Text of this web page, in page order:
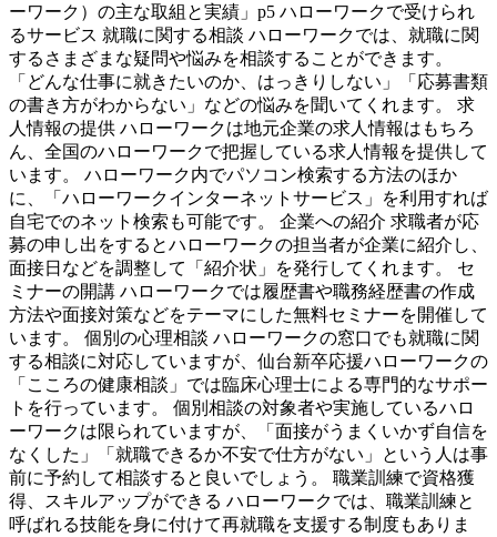
ーワーク）の主な取組と実績」p5 ハローワークで受けられ
るサービス 就職に関する相談 ハローワークでは、就職に関
するさまざまな疑問や悩みを相談することができます。
「どんな仕事に就きたいのか、はっきりしない」「応募書類
の書き方がわからない」などの悩みを聞いてくれます。 求
人情報の提供 ハローワークは地元企業の求人情報はもちろ
ん、全国のハローワークで把握している求人情報を提供して
います。 ハローワーク内でパソコン検索する方法のほか
に、「ハローワークインターネットサービス」を利用すれば
自宅でのネット検索も可能です。 企業への紹介 求職者が応
募の申し出をするとハローワークの担当者が企業に紹介し、
面接日などを調整して「紹介状」を発行してくれます。 セ
ミナーの開講 ハローワークでは履歴書や職務経歴書の作成
方法や面接対策などをテーマにした無料セミナーを開催して
います。 個別の心理相談 ハローワークの窓口でも就職に関
する相談に対応していますが、仙台新卒応援ハローワークの
「こころの健康相談」では臨床心理士による専門的なサポー
トを行っています。 個別相談の対象者や実施しているハロ
ーワークは限られていますが、「面接がうまくいかず自信を
なくした」「就職できるか不安で仕方がない」という人は事
前に予約して相談すると良いでしょう。 職業訓練で資格獲
得、スキルアップができる ハローワークでは、職業訓練と
呼ばれる技能を身に付けて再就職を支援する制度もありま